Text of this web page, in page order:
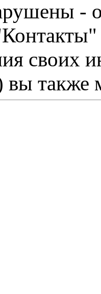
-
своих
вы также